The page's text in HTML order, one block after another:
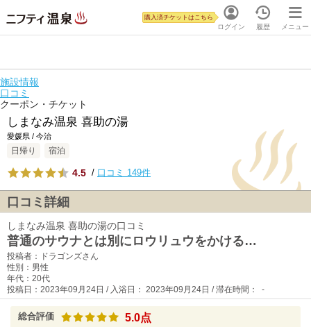
ログイン
購入済チケットはこちら
履歴 メニュー
施設情報
口コミ
クーポン・チケット
しまなみ温泉 喜助の湯
愛媛県 / 今治
日帰り 宿泊
4.5 / 口コミ 149件
口コミ詳細
しまなみ温泉 喜助の湯の口コミ
普通のサウナとは別にロウリュウをかける…
投稿者：ドラゴンズさん
性別：男性
年代：20代
投稿日：2023年09月24日 / 入浴日： 2023年09月24日 / 滞在時間： -
総合評価 5.0点